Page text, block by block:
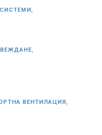
ВЕНТИЛАЦИЯ,